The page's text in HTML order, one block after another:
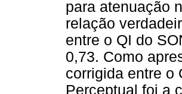
para atenuação
relação
entre o QI do
0,73. Como
corrigida entre o
Perceptual foi a